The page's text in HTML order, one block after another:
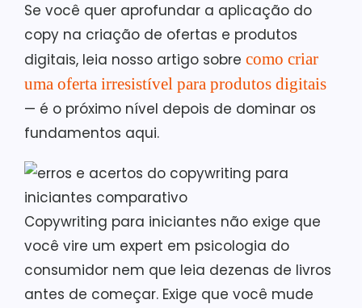
Se você quer aprofundar a aplicação do
copy na criação de ofertas e produtos
digitais, leia nosso artigo sobre como criar
uma oferta irresistível para produtos digitais
— é o próximo nível depois de dominar os
fundamentos aqui.
Copywriting para iniciantes não exige que
você vire um expert em psicologia do
consumidor nem que leia dezenas de livros
antes de começar. Exige que você mude